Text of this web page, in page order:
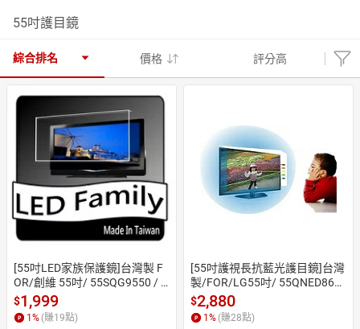
居家生活 3C家電 親子玩具
女裝 男裝 化妝保養
日本購物 電子/紙本書
HOT
55吋護目鏡
綜合排名 價格 評分高
[55吋LED家族保護鏡]台灣製 F
OR/創維 55吋/ 55SQG9550 / 5
5SQG9500 /55吋電視保護鏡
(合身款)
$1,999
1 % (賺19點)
[55吋護視長抗藍光護目鏡]台灣
製/FOR/LG55吋/ 55QNED86S
QA / 55QNEDED81SQA  /55吋
抗藍光護目鏡( 合身尺寸)
$2,880
1 % (賺28點)